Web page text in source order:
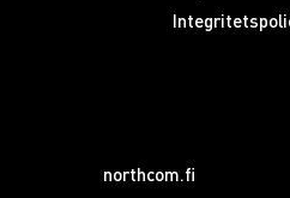
northcom.fi